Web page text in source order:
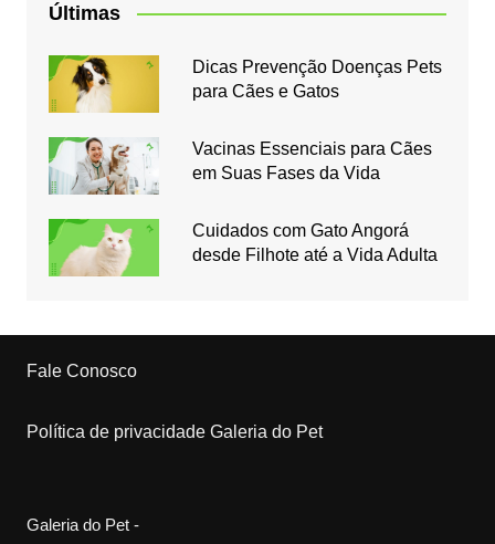
Últimas
Dicas Prevenção Doenças Pets
para Cães e Gatos
Vacinas Essenciais para Cães
em Suas Fases da Vida
Cuidados com Gato Angorá
desde Filhote até a Vida Adulta
Fale Conosco
Política de privacidade Galeria do Pet
Galeria do Pet -